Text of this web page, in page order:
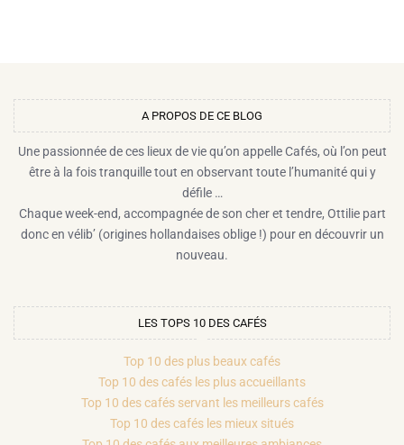
A PROPOS DE CE BLOG​
Une passionnée de ces lieux de vie qu’on appelle Cafés, où l’on peut
être à la fois tranquille tout en observant toute l’humanité qui y
défile …
Chaque week-end, accompagnée de son cher et tendre, Ottilie part
donc en vélib’ (origines hollandaises oblige !) pour en découvrir un
nouveau.
LES TOPS 10 DES CAFÉS
Top 10 des plus beaux cafés
Top 10 des cafés les plus accueillants
Top 10 des cafés servant les meilleurs cafés
Top 10 des cafés les mieux situés